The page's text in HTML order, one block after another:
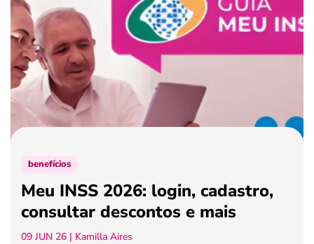
crédito fácil
últimas notícias
ferramentas
benefícios
Meu INSS 2026: login, cadastro,
consultar descontos e mais
09 JUN 26 | Kamilla Aires